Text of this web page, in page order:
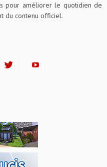
pour améliorer le quotidien de
du contenu officiel.